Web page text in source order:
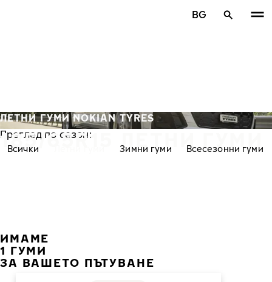
BG
185/65R15 ЛЕТНИ ГУМИ
ЛЕТНИ ГУМИ NOKIAN TYRES
Преглед по сезон:
Всички Зимни гуми Всесезонни гуми
ИМАМЕ
1 ГУМИ
ЗА ВАШЕТО ПЪТУВАНЕ